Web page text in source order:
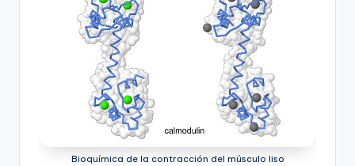
Bioquímica de la contracción del músculo liso